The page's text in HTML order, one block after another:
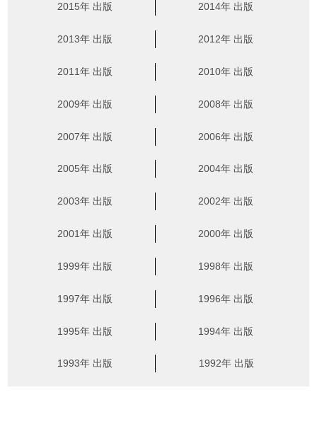
2015年 出版 2014年 出版
2013年 出版 2012年 出版
2011年 出版 2010年 出版
2009年 出版 2008年 出版
2007年 出版 2006年 出版
2005年 出版 2004年 出版
2003年 出版 2002年 出版
2001年 出版 2000年 出版
1999年 出版 1998年 出版
1997年 出版 1996年 出版
1995年 出版 1994年 出版
1993年 出版 1992年 出版